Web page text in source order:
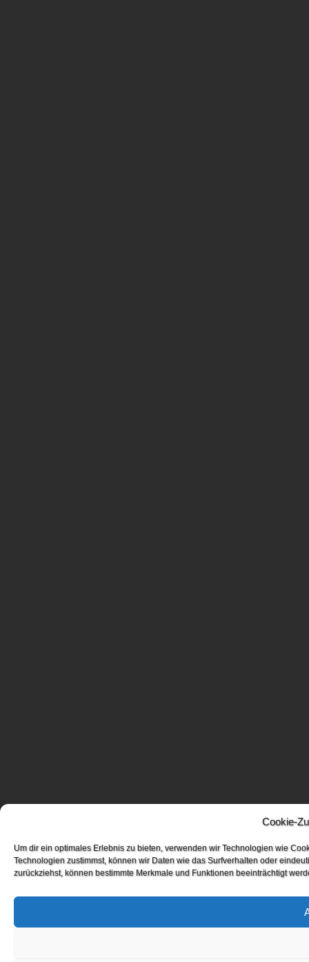
Cookie-
Um dir ein optimales Erlebnis zu bieten, verwenden wir Technologien wie
Technologien zustimmst, können wir Daten wie das Surfverhalten oder
zurückziehst, können bestimmte Merkmale und Funktionen beeinträchtigt